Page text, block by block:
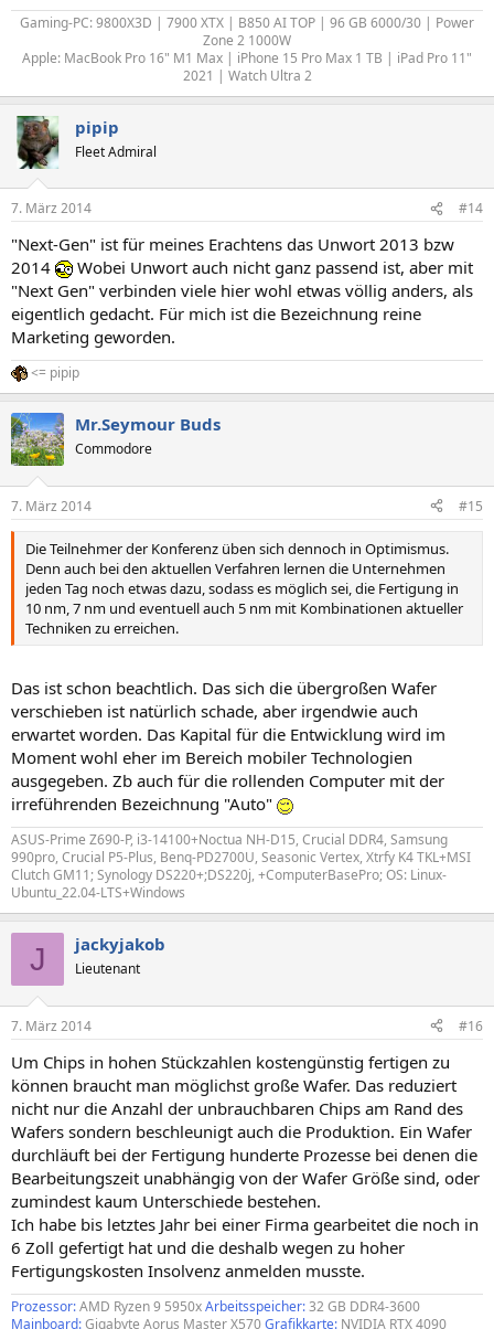
Gaming-PC: 9800X3D | 7900 XTX | B850 AI TOP | 96 GB 6000/30 | Power
Zone 2 1000W
Apple: MacBook Pro 16" M1 Max | iPhone 15 Pro Max 1 TB | iPad Pro 11"
2021 | Watch Ultra 2​
pipip
Fleet Admiral
7. März 2014 #14
"Next-Gen" ist für meines Erachtens das Unwort 2013 bzw
2014
Wobei Unwort auch nicht ganz passend ist, aber mit
"Next Gen" verbinden viele hier wohl etwas völlig anders, als
eigentlich gedacht. Für mich ist die Bezeichnung reine
Marketing geworden.
<= pipip
Mr.Seymour Buds
Commodore
7. März 2014 #15
Die Teilnehmer der Konferenz üben sich dennoch in Optimismus.
Denn auch bei den aktuellen Verfahren lernen die Unternehmen
jeden Tag noch etwas dazu, sodass es möglich sei, die Fertigung in
10 nm, 7 nm und eventuell auch 5 nm mit Kombinationen aktueller
Techniken zu erreichen.
Das ist schon beachtlich. Das sich die übergroßen Wafer
verschieben ist natürlich schade, aber irgendwie auch
erwartet worden. Das Kapital für die Entwicklung wird im
Moment wohl eher im Bereich mobiler Technologien
ausgegeben. Zb auch für die rollenden Computer mit der
irreführenden Bezeichnung "Auto"
ASUS-Prime Z690-P, i3-14100+Noctua NH-D15, Crucial DDR4, Samsung
990pro, Crucial P5-Plus, Benq-PD2700U, Seasonic Vertex, Xtrfy K4 TKL+MSI
Clutch GM11; Synology DS220+;DS220j, +ComputerBasePro; OS: Linux-
Ubuntu_22.04-LTS+Windows
J jackyjakob
Lieutenant
7. März 2014 #16
Um Chips in hohen Stückzahlen kostengünstig fertigen zu
können braucht man möglichst große Wafer. Das reduziert
nicht nur die Anzahl der unbrauchbaren Chips am Rand des
Wafers sondern beschleunigt auch die Produktion. Ein Wafer
durchläuft bei der Fertigung hunderte Prozesse bei denen die
Bearbeitungszeit unabhängig von der Wafer Größe sind, oder
zumindest kaum Unterschiede bestehen.
Ich habe bis letztes Jahr bei einer Firma gearbeitet die noch in
6 Zoll gefertigt hat und die deshalb wegen zu hoher
Fertigungskosten Insolvenz anmelden musste.
Prozessor:AMD Ryzen 9 5950xArbeitsspeicher:32 GB DDR4-3600
Mainboard:Gigabyte Aorus Master X570Grafikkarte: NVIDIA RTX 4090